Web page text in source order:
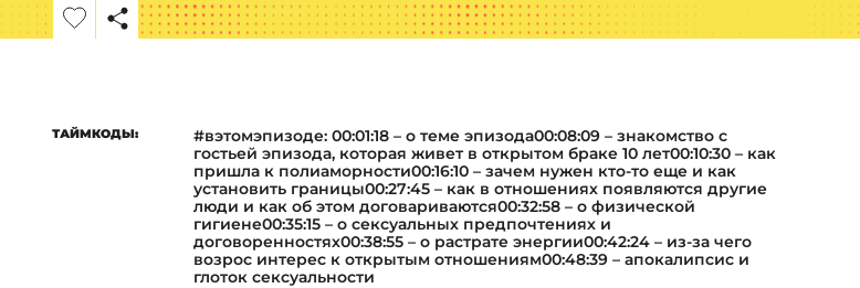
ТАЙМКОДЫ:
#вэтомэпизоде: 00:01:18 – о теме эпизода00:08:09 – знакомство с
гостьей эпизода, которая живет в открытом браке 10 лет00:10:30 – как
пришла к полиаморности00:16:10 – зачем нужен кто-то еще и как
установить границы00:27:45 – как в отношениях появляются другие
люди и как об этом договариваются00:32:58 – о физической
гигиене00:35:15 – о сексуальных предпочтениях и
договоренностях00:38:55 – о растрате энергии00:42:24 – из-за чего
возрос интерес к открытым отношениям00:48:39 – апокалипсис и
глоток сексуальности